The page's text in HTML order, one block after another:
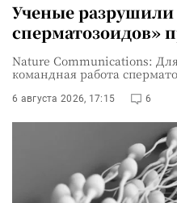
Ученые
сперматозоидов»
Nature Communications:
командная работа
6 августа 2026, 17:15 6